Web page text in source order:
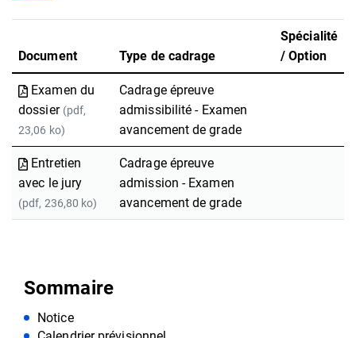
Document Type de cadrage
Spécialité
/ Option
Examen du
dossier (pdf,
23,06 ko)
Cadrage épreuve
admissibilité - Examen
avancement de grade
Entretien
avec le jury
(pdf, 236,80 ko)
Cadrage épreuve
admission - Examen
avancement de grade
Sommaire
Notice